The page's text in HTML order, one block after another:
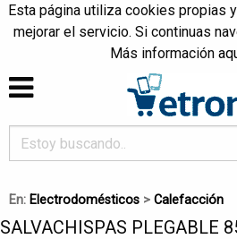
Esta página utiliza cookies propias
mejorar el servicio. Si continuas
Más información
En: Electrodomésticos > Calefacción
SALVACHISPAS PLEGABLE